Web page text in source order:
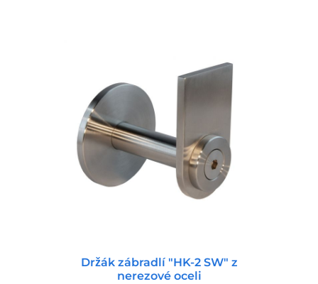
Držák zábradlí "HK-2 SW" z
nerezové oceli